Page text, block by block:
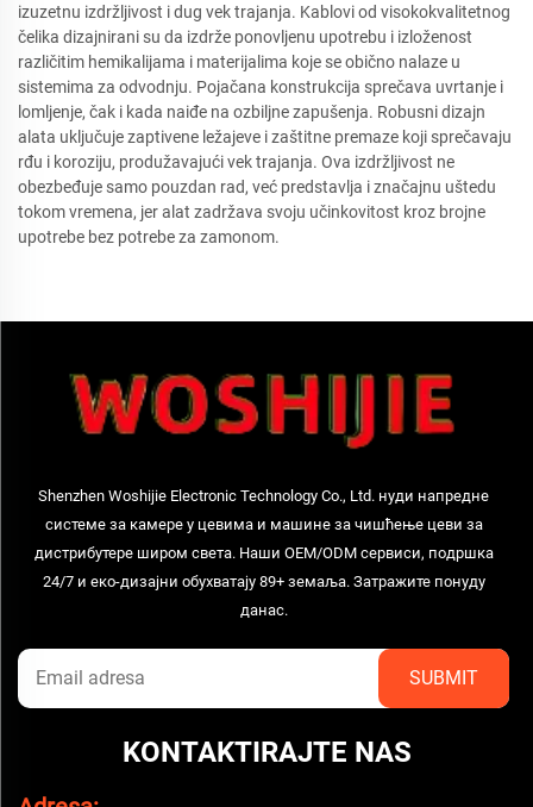
izuzetnu izdržljivost i dug vek trajanja. Kablovi od visokokvalitetnog
čelika dizajnirani su da izdrže ponovljenu upotrebu i izloženost
različitim hemikalijama i materijalima koje se obično nalaze u
sistemima za odvodnju. Pojačana konstrukcija sprečava uvrtanje i
lomljenje, čak i kada naiđe na ozbiljne zapušenja. Robusni dizajn
alata uključuje zaptivene ležajeve i zaštitne premaze koji sprečavaju
rđu i koroziju, produžavajući vek trajanja. Ova izdržljivost ne
obezbeđuje samo pouzdan rad, već predstavlja i značajnu uštedu
tokom vremena, jer alat zadržava svoju učinkovitost kroz brojne
upotrebe bez potrebe za zamonom.
Shenzhen Woshijie Electronic Technology Co., Ltd. нуди напредне
системе за камере у цевима и машине за чишћење цеви за
дистрибутере широм света. Наши OEM/ODM сервиси, подршка
24/7 и еко-дизајни обухватају 89+ земаља. Затражите понуду
данас.
KONTAKTIRAJTE NAS